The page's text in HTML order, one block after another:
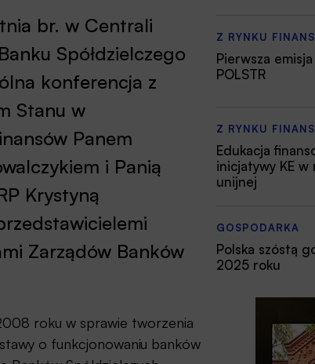
br. w Centrali
Spółdzielczego
konferencja z
Stanu w
Panem
i Panią
Krystyną
Zarządów Banków
roku w sprawie tworzenia
o funkcjonowaniu banków
Z RYNKU
Pierwsza
POLSTR
Z RYNKU
Edukacja
inicjatywy KE
unijnej
GOSPODARKA
Polska szóstą
2025 roku